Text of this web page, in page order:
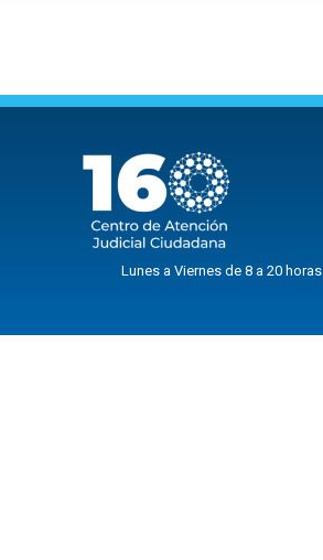
Lunes a Viernes de 8 a 20 horas